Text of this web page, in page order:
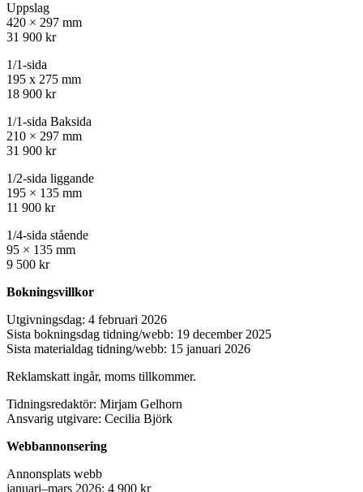
Uppslag
420 × 297 mm
31 900 kr
1/1-sida
195 x 275 mm
18 900 kr
1/1-sida Baksida
210 × 297 mm
31 900 kr
1/2-sida liggande
195 × 135 mm
11 900 kr
1/4-sida stående
95 × 135 mm
9 500 kr
Bokningsvillkor
Utgivningsdag: 4 februari 2026
Sista bokningsdag tidning/webb: 19 december 2025
Sista materialdag tidning/webb: 15 januari 2026
Reklamskatt ingår, moms tillkommer.
Tidningsredaktör: Mirjam Gelhorn
Ansvarig utgivare: Cecilia Björk
Webbannonsering
Annonsplats webb
januari–mars 2026: 4 900 kr